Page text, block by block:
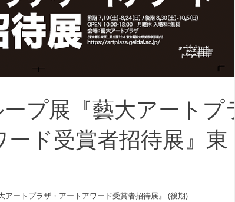
プ展『藝大アートプラ
ド受賞者招待展』東
ートプラザ・アートアワード受賞者招待展』 (後期)